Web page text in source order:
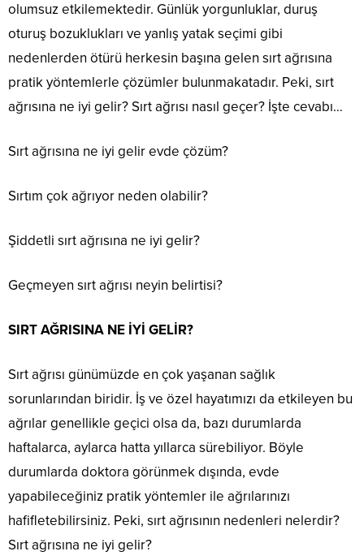
olumsuz etkilemektedir. Günlük yorgunluklar, duruş
oturuş bozuklukları ve yanlış yatak seçimi gibi
nedenlerden ötürü herkesin başına gelen sırt ağrısına
pratik yöntemlerle çözümler bulunmakatadır. Peki, sırt
ağrısına ne iyi gelir? Sırt ağrısı nasıl geçer? İşte cevabı…
Sırt ağrısına ne iyi gelir evde çözüm?
Sırtım çok ağrıyor neden olabilir?
Şiddetli sırt ağrısına ne iyi gelir?
Geçmeyen sırt ağrısı neyin belirtisi?
SIRT AĞRISINA NE İYİ GELİR?
Sırt ağrısı günümüzde en çok yaşanan sağlık
sorunlarından biridir. İş ve özel hayatımızı da etkileyen bu
ağrılar genellikle geçici olsa da, bazı durumlarda
haftalarca, aylarca hatta yıllarca sürebiliyor. Böyle
durumlarda doktora görünmek dışında, evde
yapabileceğiniz pratik yöntemler ile ağrılarınızı
hafifletebilirsiniz. Peki, sırt ağrısının nedenleri nelerdir?
Sırt ağrısına ne iyi gelir?